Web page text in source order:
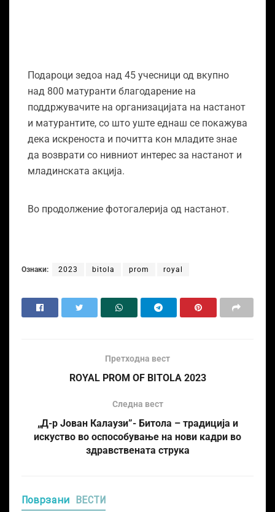
Подароци зедоа над 45 учесници од вкупно
над 800 матуранти благодарение на
поддржувачите на организацијата на настанот
и матурантите, со што уште еднаш се покажува
дека искреноста и почитта кон младите знае
да возврати со нивниот интерес за настанот и
младинската акција.
Во продолжение фотогалерија од настанот.
Ознаки: 2023 bitola prom royal
Претходна вест
ROYAL PROM OF BITOLA 2023
Следна вест
„Д-р Јован Калаузи”- Битола – традиција и
искуство во оспособување на нови кадри во
здравствената струка
Поврзани ВЕСТИ